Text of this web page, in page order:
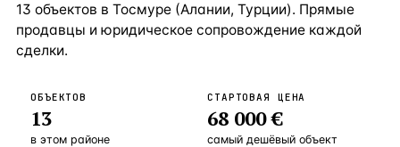
Кипр —Страна 3 906
Греция —
Сочи —Локация Россия · 3
13 объектов в Тосмуре (Алании, Турции). Прямые
продавцы и юридическое сопровождение каждой
сделки.
ОБЪЕКТОВ
13
в этом районе
СТАРТОВАЯ ЦЕНА
68 000 €
самый дешёвый объект